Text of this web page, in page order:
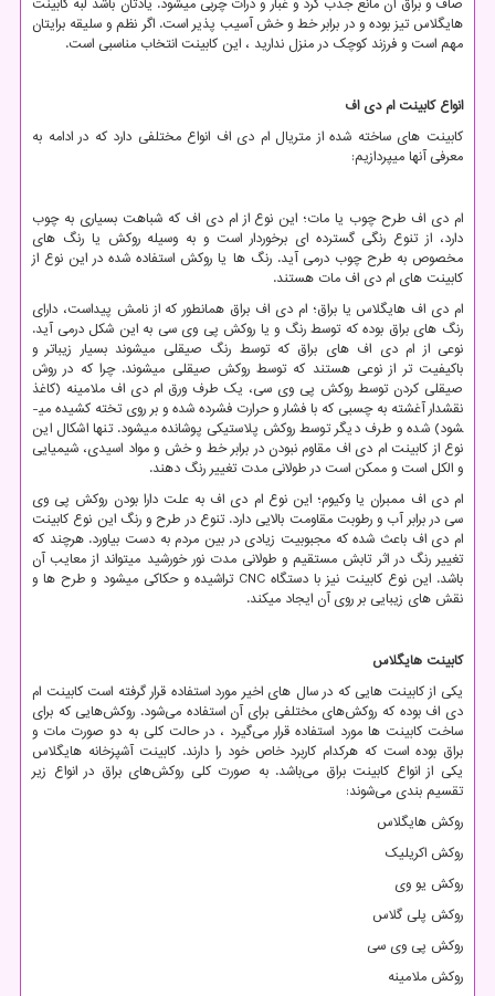
صاف و براق آن مانع جذب گرد و غبار و ذرات چربی میشود. یادتان باشد لبه کابینت
هایگلاس تیز بوده و در برابر خط و خش آسیب پذیر است. اگر نظم و سلیقه برایتان
مهم است و فرزند کوچک در منزل ندارید ، این کابینت انتخاب مناسبی است.
انواع کابینت ام دی اف
کابینت های ساخته شده از متریال ام دی اف انواع مختلفی دارد که در ادامه به
معرفی آنها میپردازیم:
ام دی اف طرح چوب یا مات؛ این نوع از ام دی اف که شباهت بسیاری به چوب
دارد، از تنوع رنگی گسترده ­ای برخوردار است و به وسیله روکش یا رنگ­ های
مخصوص به طرح چوب درمی­ آید. رنگ ­ها یا روکش استفاده شده در این نوع از
کابینت ­های ام دی اف مات هستند.
ام دی اف هایگلاس یا براق؛ ام دی اف براق همانطور که از نامش پیداست، دارای
رنگ ­های براق بوده که توسط رنگ و یا روکش پی وی سی به این شکل درمی­ آید.
نوعی از ام دی اف های براق که توسط رنگ صیقلی می­شوند بسیار زیباتر و
باکیفیت ­تر از نوعی هستند که توسط روکش صیقلی می­شوند. چرا که در روش
صیقلی کردن توسط روکش پی وی سی، یک طرف ورق ام دی اف ملامینه (کاغذ
نقش­دار آغشته به چسبی که با فشار و حرارت فشرده شده و بر روی تخته کشیده می­
شود) شده و طرف دیگر توسط روکش پلاستیکی پوشانده می­شود. تنها اشکال این
نوع از کابینت ام دی اف مقاوم نبودن در برابر خط و خش و مواد اسیدی، شیمیایی
و الکل است و ممکن است در طولانی مدت تغییر رنگ دهند.
ام دی اف ممبران یا وکیوم؛ این نوع ام دی اف به علت دارا بودن روکش پی وی
سی در برابر آب و رطوبت مقاومت بالایی دارد. تنوع در طرح و رنگ این نوع کابینت
ام دی اف باعث شده که مجبوبیت زیادی در بین مردم به دست بیاورد. هرچند که
تغییر رنگ در اثر تابش مستقیم و طولانی مدت نور خورشید می­تواند از معایب آن
باشد. این نوع کابینت نیز با دستگاه CNC تراشیده و حکاکی می­شود و طرح­ ها و
نقش ­های زیبایی بر روی آن ایجاد می­کند.
کابینت هایگلاس
یکی از کابینت‌ هایی که در سال های اخیر مورد استفاده قرار گرفته است کابینت ام
دی اف بوده که روکشهای مختلفی برای آن استفاده می‌شود. روکشهایی که برای
ساخت کابینت‌ ها مورد استفاده قرار می‌گیرد ، در حالت کلی به دو صورت مات و
براق بوده است که هرکدام کاربرد خاص خود را دارند. کابینت آشپزخانه هایگلاس
یکی از انواع کابینت براق می‌باشد. به صورت کلی روکشهای براق در انواع زیر
تقسیم بندی می‌شوند:
روکش هایگلاس
روکش اکریلیک
روکش یو وی
روکش پلی گلاس
روکش پی وی سی
روکش ملامینه